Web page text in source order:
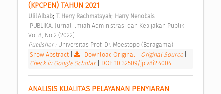
(KPCPEN) TAHUN 2021
Ulil Albab; T. Herry Rachmatsyah; Harry Nenobais
Vol 8, No 2 (2022)
Publisher : Universitas Prof. Dr. Moestopo (Beragama)
Show Abstract
Download Original Original Source
Check in Google Scholar
DOI: 10.32509/jp.v8i2.4004
ANALISIS KUALITAS PELAYANAN PENYIARAN